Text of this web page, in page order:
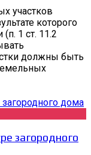
участков
которого
1 ст. 11.2
должны быть
загородного